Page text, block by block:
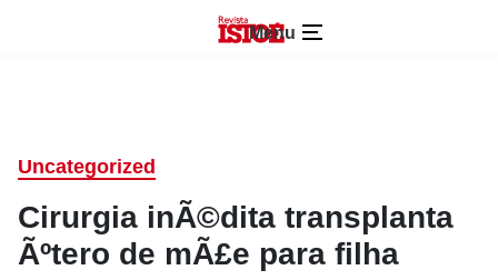
Menu
Uncategorized
Cirurgia inÃ©dita transplanta
Ãºtero de mÃ£e para filha